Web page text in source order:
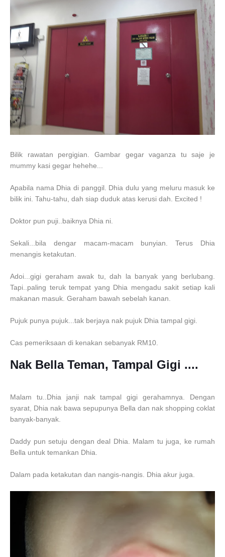
Bilik rawatan pergigian. Gambar gegar vaganza tu saje je
mummy kasi gegar hehehe...
Apabila nama Dhia di panggil. Dhia dulu yang meluru masuk ke
bilik ini. Tahu-tahu, dah siap duduk atas kerusi dah. Excited !
Doktor pun puji..baiknya Dhia ni.
Sekali...bila dengar macam-macam bunyian. Terus Dhia
menangis ketakutan.
Adoi...gigi geraham awak tu, dah la banyak yang berlubang.
Tapi..paling teruk tempat yang Dhia mengadu sakit setiap kali
makanan masuk. Geraham bawah sebelah kanan.
Pujuk punya pujuk...tak berjaya nak pujuk Dhia tampal gigi.
Cas pemeriksaan di kenakan sebanyak RM10.
Nak Bella Teman, Tampal Gigi ....
Malam tu..Dhia janji nak tampal gigi gerahamnya. Dengan
syarat, Dhia nak bawa sepupunya Bella dan nak shopping coklat
banyak-banyak.
Daddy pun setuju dengan deal Dhia. Malam tu juga, ke rumah
Bella untuk temankan Dhia.
Dalam pada ketakutan dan nangis-nangis. Dhia akur juga.